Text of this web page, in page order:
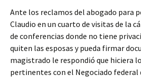
Ante los reclamos del abogado para
Claudio en un cuarto de visitas de la
de conferencias donde no tiene
quiten las esposas y pueda firmar
magistrado le respondió que hiciera
pertinentes con el Negociado federal